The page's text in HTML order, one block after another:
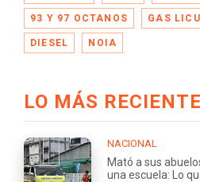
93 Y 97 OCTANOS GAS
DIESEL NOIA
LO MÁS RECIENTE
NACIONAL
Mató a sus
una escuela: Lo